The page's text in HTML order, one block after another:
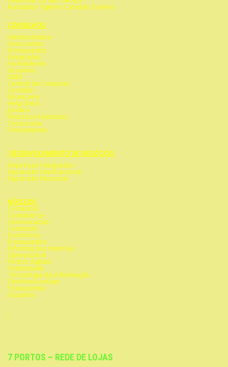
Fundador: Agenor Candido Gomes
CONSELHOS
Administrativo
Associados
Franquiados
Integrados
Investidores
Usuários
ADM
Central de Compras
Contábil
Financeiro
Help Desk
Jurídico
Recursos Humanos
Tesouraria
Treinamento
DESENVOLVIMENTO DE NEGÓCIOS
Empresas Integradas
Expansão Internacional
Expansão Nacional
NÚCLEOS
Comercial
Compliance
Comunicação
Conteúdo
Econômico
Franquiados
Informações internas
Operacional
Portos digitais
Publicidade
Tecnologia da informação
Telefonia celular
Transportes
Usuários
7 PORTOS – REDE DE LOJAS